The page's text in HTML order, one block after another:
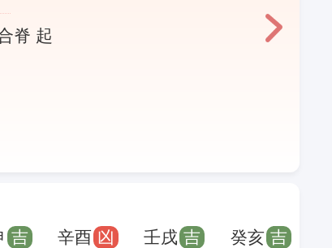
脊 起
吉 辛酉 凶 壬戌 吉 癸亥 吉